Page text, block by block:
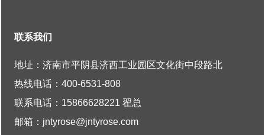
联系我们
地址：济南市平阴县济西工业园区文化街中段路北
热线电话：400-6531-808
联系电话： 15866628221 翟总
邮箱： jntyrose@jntyrose.com